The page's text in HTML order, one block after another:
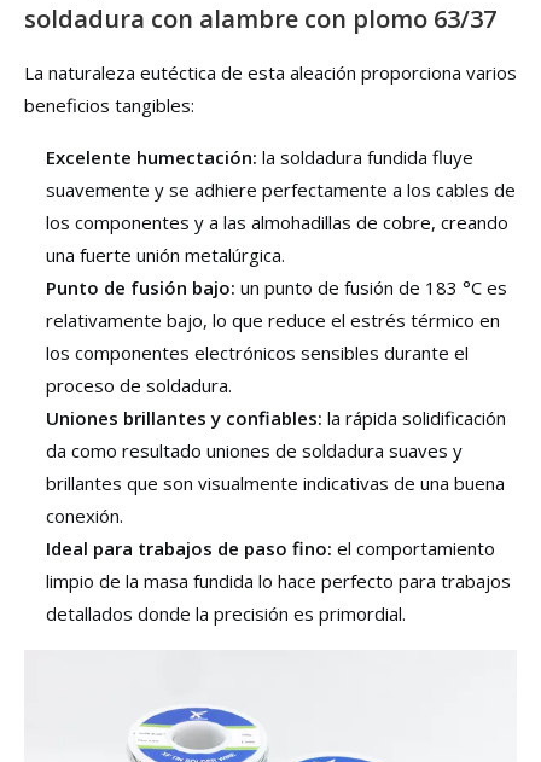
soldadura con alambre con plomo 63/37
La naturaleza eutéctica de esta aleación proporciona varios
beneficios tangibles:
Excelente humectación: la soldadura fundida fluye
suavemente y se adhiere perfectamente a los cables de
los componentes y a las almohadillas de cobre, creando
una fuerte unión metalúrgica.
Punto de fusión bajo: un punto de fusión de 183 °C es
relativamente bajo, lo que reduce el estrés térmico en
los componentes electrónicos sensibles durante el
proceso de soldadura.
Uniones brillantes y confiables: la rápida solidificación
da como resultado uniones de soldadura suaves y
brillantes que son visualmente indicativas de una buena
conexión.
Ideal para trabajos de paso fino: el comportamiento
limpio de la masa fundida lo hace perfecto para trabajos
detallados donde la precisión es primordial.